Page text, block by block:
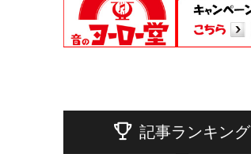
記事ランキング